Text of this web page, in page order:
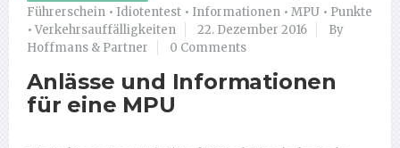
Führerschein • Idiotentest • Informationen • MPU • Punkte
• Verkehrsauffälligkeiten 22. Dezember 2016
By
Hoffmans & Partner
0 Comments
Anlässe und Informationen
für eine MPU